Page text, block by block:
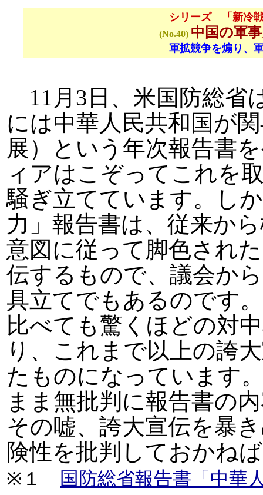
シリーズ 「新冷
(No.40) 中国の軍
軍拡競争を煽り、
11月3日、米国防総省
には中華人民共和国が
展）という年次報告書
ィアはこぞってこれを
騒ぎ立てています。し
力」報告書は、従来か
意図に従って脚色され
伝するもので、議会か
具立てでもあるのです
比べても驚くほどの対
り、これまで以上の誇
たものになっています
まま無批判に報告書の
その嘘、誇大宣伝を暴
険性を批判しておかね
※１
国防総省報告書「中華